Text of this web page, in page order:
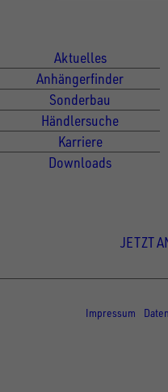
Aktuelles
Anhängerfinder
Sonderbau
Händlersuche
Karriere
Downloads
JETZT
Impressum